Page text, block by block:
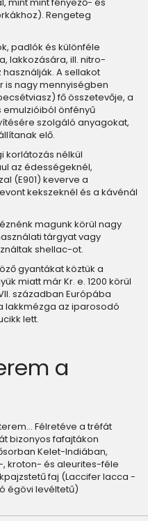
Rengeteg
padlók és különféle
lakkozására, ill. nitro-
A sellakot
nagy mennyiségben
fő összetevője, a
emulzióiból önfényű
szolgáló anyagokat,
elő.
korlátozás nélkül
az édességeknél,
(E901) keverve a
kekszeknél és a kávénál
magunk körül nagy
tárgyat vagy
shellac-ot.
gyantákat köztük a
miatt már Kr. e. 1200 körül
században Európába
lakkmézga az iparosodó
lett.
a
Félretéve a tréfát
bizonyos fafajtákon
Kelet-Indiában,
, kroton- és aleurites-féle
faj (Laccifer lacca -
égövi levéltetű)